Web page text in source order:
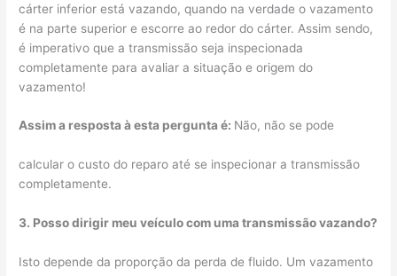
cárter inferior está vazando, quando na verdade o vazamento
é na parte superior e escorre ao redor do cárter. Assim sendo,
é imperativo que a transmissão seja inspecionada
completamente para avaliar a situação e origem do
vazamento!
Assim a resposta à esta pergunta é: Não, não se pode
calcular o custo do reparo até se inspecionar a transmissão
completamente.
3. Posso dirigir meu veículo com uma transmissão vazando?
Isto depende da proporção da perda de fluido. Um vazamento